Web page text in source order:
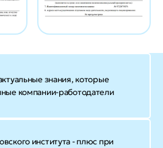
знания, которые
компании-работодатели
института - плюс при